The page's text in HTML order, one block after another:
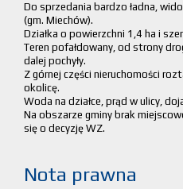
Do sprzedania bardzo ładna,
(gm. Miechów).
Działka o powierzchni 1,4 ha i
Teren pofałdowany, od strony
dalej pochyły.
Z górnej części nieruchomości
okolicę.
Woda na działce, prąd w ulicy,
Na obszarze gminy brak
się o decyzję WZ.
Nota prawna